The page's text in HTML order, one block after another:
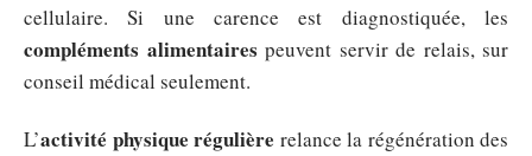
cellulaire. Si une carence est diagnostiquée, les
compléments alimentaires peuvent servir de relais, sur
conseil médical seulement.
L’activité physique régulière relance la régénération des